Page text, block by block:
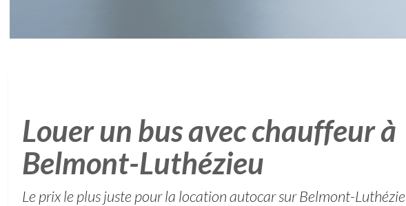
Louer un bus avec chauffeur à
Belmont-Luthézieu
Le prix le plus juste pour la location autocar sur Belmont-